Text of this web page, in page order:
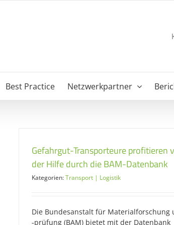
Best Practice Netzwerkpartner
Gefahrgut-Transporteure profitieren
der Hilfe durch die BAM-Datenbank
Kategorien:Transport | Logistik
Die Bundesanstalt für Materialforschung
‑prüfung (BAM) bietet mit der Datenbank